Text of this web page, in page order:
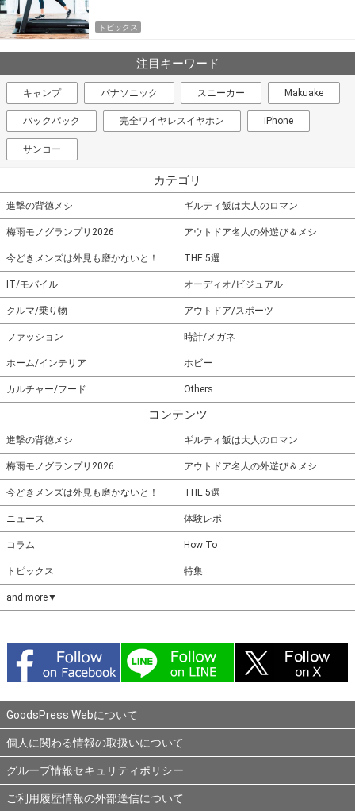
トピックス
注目キーワード
キャンプ パナソニック スニーカー Makuake
バックパック 完全ワイヤレスイヤホン iPhone
サンコー
カテゴリ
進撃の背徳メシ ギルティ飯は大人のロマン
梅雨モノグランプリ2026 アウトドア名人の外遊び＆メシ
今どきメンズは外見も磨かないと！ THE 5選
IT/モバイル オーディオ/ビジュアル
クルマ/乗り物 アウトドア/スポーツ
ファッション 時計/メガネ
ホーム/インテリア ホビー
カルチャー/フード Others
コンテンツ
進撃の背徳メシ ギルティ飯は大人のロマン
梅雨モノグランプリ2026 アウトドア名人の外遊び＆メシ
今どきメンズは外見も磨かないと！ THE 5選
ニュース 体験レポ
コラム How To
トピックス 特集
and more▼
GoodsPress Webについて
個人に関わる情報の取扱いについて
グループ情報セキュリティポリシー
ご利用履歴情報の外部送信について